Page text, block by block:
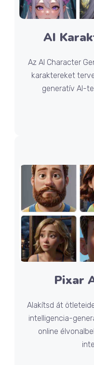
AI
Az AI Character
karaktereket
generatív AI-
Pixar
Alakítsd át
intelligencia-
online